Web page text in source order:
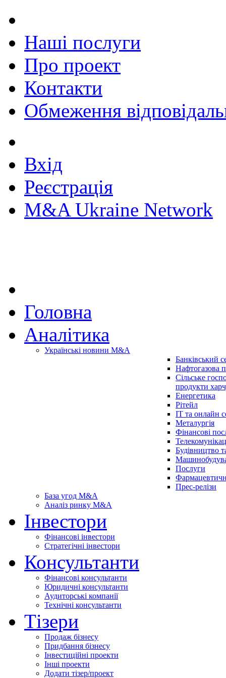
Наші послуги
Про проект
Контакти
Обмеження
Вхід
Реєстрація
M&A Ukraine Network
Головна
Аналітика
Українські новини M&A
Банківський
Нафтогазова
Сільське
продукти
Енергетика
Рітейл
IT та онлайн
Металургія
Фінансові
Будівництво
Послуги
Прес-релізи
База угод M&A
Аналіз ринку M&A
Інвестори
Фінансові інвестори
Стратегічні інвестори
Консультанти
Фінансові консультанти
Юридичні консультанти
Аудиторські компанії
Технічні консультанти
Тізери
Продаж бізнесу
Придбання бізнесу
Інвестиційні проекти
Інші проекти
Додати тізер/проект